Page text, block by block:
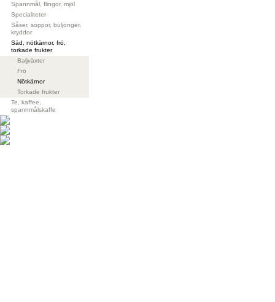
Spannmål, flingor, mjöl
Specialiteter
Såser, soppor, buljonger,
kryddor
Säd, nötkärnor, frö,
torkade frukter
Baljväxter
Frö
Nötkärnor
Torkade frukter
Te, kaffee,
spannmålskaffe